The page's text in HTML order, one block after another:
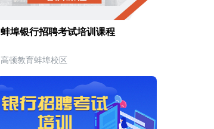
蚌埠银行招聘考试培训课程
高顿教育蚌埠校区